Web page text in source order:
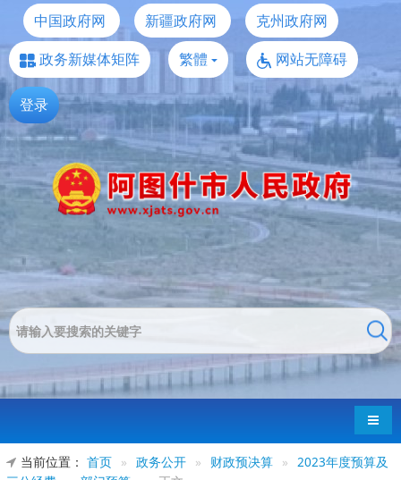
中国政府网 新疆政府网
克州政府网
政务新媒体矩阵
繁體 网站无障碍
登录
导航
当前位置： 首页 » 政务公开 » 财政预决算 »
2023年度预算及